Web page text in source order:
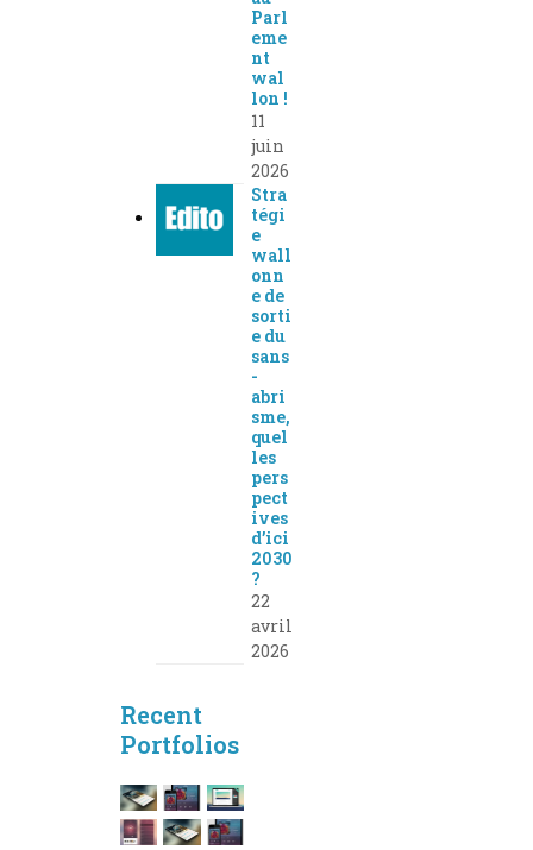
Parl
eme
nt
wal
lon !
11
juin
2026
Stra
tégi
e
wall
onn
e de
sorti
e du
sans
-
abri
sme,
quel
les
pers
pect
ives
d’ici
2030
?
22
avril
2026
Recent
Portfolios